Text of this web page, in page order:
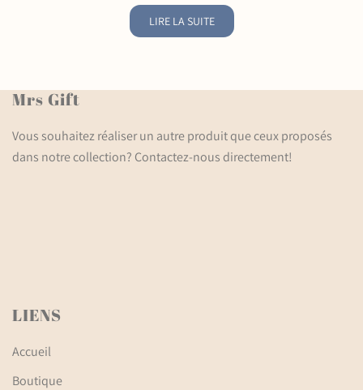
LIRE LA SUITE
Mrs Gift
Vous souhaitez réaliser un autre produit que ceux proposés
dans notre collection? Contactez-nous directement!
LIENS
Accueil
Boutique